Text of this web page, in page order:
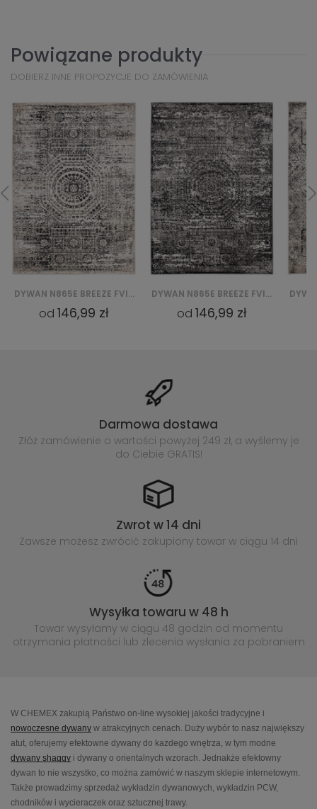
Powiązane produkty
DOBIERZ INNE PROPOZYCJE DO ZAMÓWIENIA
DYWAN N865E BREEZE FVI - KREMOWY DYWAN N865E BREEZE FVI - CZARNY
od146,99 zł
DYWAN N864F LIGHT BREEZE FVI - SZARY
od146,99 zł
Darmowa dostawa
Złóż zamówienie o wartości powyżej 249 zł, a wyślemy je
do Ciebie GRATIS!
Zwrot w 14 dni
Zawsze możesz zwrócić zakupiony towar w ciągu 14 dni
Wysyłka towaru w 48 h
Towar wysyłamy w ciągu 48 godzin od momentu
otrzymania płatności lub zlecenia wysłania za pobraniem
W CHEMEX zakupią Państwo on-line wysokiej jakości tradycyjne i
nowoczesne dywany w atrakcyjnych cenach. Duży wybór to nasz największy
atut, oferujemy efektowne dywany do każdego wnętrza, w tym modne
dywany shaggy i dywany o orientalnych wzorach. Jednakże efektowny
dywan to nie wszystko, co można zamówić w naszym sklepie internetowym.
Także prowadzimy sprzedaż wykładzin dywanowych, wykładzin PCW,
chodników i wycieraczek oraz sztucznej trawy.